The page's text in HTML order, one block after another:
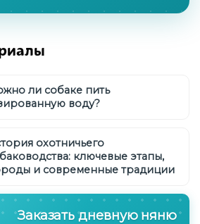
ли собаке пить
воду?
охотничьего
ключевые этапы,
и современные традиции
Заказать дневную няню